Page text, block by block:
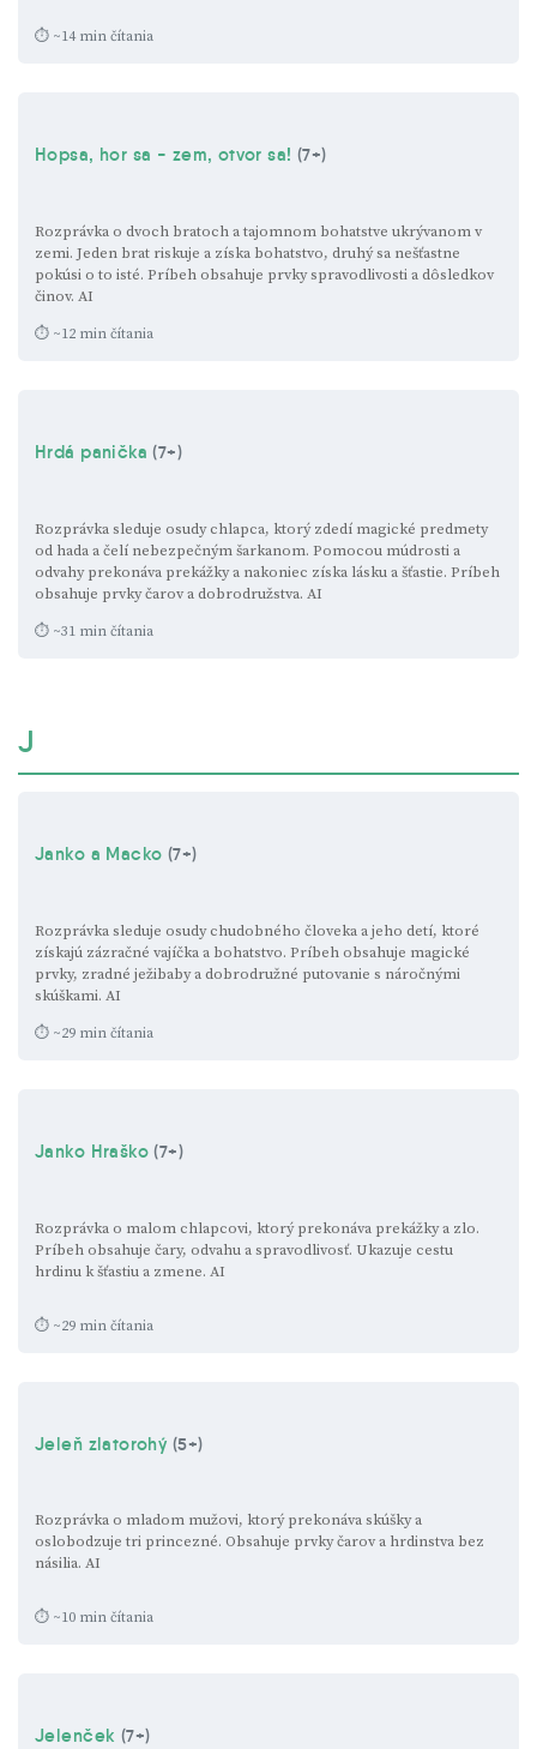
⏱ ~14 min čítania
Hopsa, hor sa - zem, otvor sa!(7+)
Rozprávka o dvoch bratoch a tajomnom bohatstve ukrývanom v
zemi. Jeden brat riskuje a získa bohatstvo, druhý sa nešťastne
pokúsi o to isté. Príbeh obsahuje prvky spravodlivosti a dôsledkov
činov. AI
⏱ ~12 min čítania
Hrdá panička(7+)
Rozprávka sleduje osudy chlapca, ktorý zdedí magické predmety
od hada a čelí nebezpečným šarkanom. Pomocou múdrosti a
odvahy prekonáva prekážky a nakoniec získa lásku a šťastie. Príbeh
obsahuje prvky čarov a dobrodružstva. AI
⏱ ~31 min čítania
J
Janko a Macko (7+)
Rozprávka sleduje osudy chudobného človeka a jeho detí, ktoré
získajú zázračné vajíčka a bohatstvo. Príbeh obsahuje magické
prvky, zradné ježibaby a dobrodružné putovanie s náročnými
skúškami. AI
⏱ ~29 min čítania
Janko Hraško(7+)
Rozprávka o malom chlapcovi, ktorý prekonáva prekážky a zlo.
Príbeh obsahuje čary, odvahu a spravodlivosť. Ukazuje cestu
hrdinu k šťastiu a zmene. AI
⏱ ~29 min čítania
Jeleň zlatorohý (5+)
Rozprávka o mladom mužovi, ktorý prekonáva skúšky a
oslobodzuje tri princezné. Obsahuje prvky čarov a hrdinstva bez
násilia. AI
⏱ ~10 min čítania
Jelenček (7+)